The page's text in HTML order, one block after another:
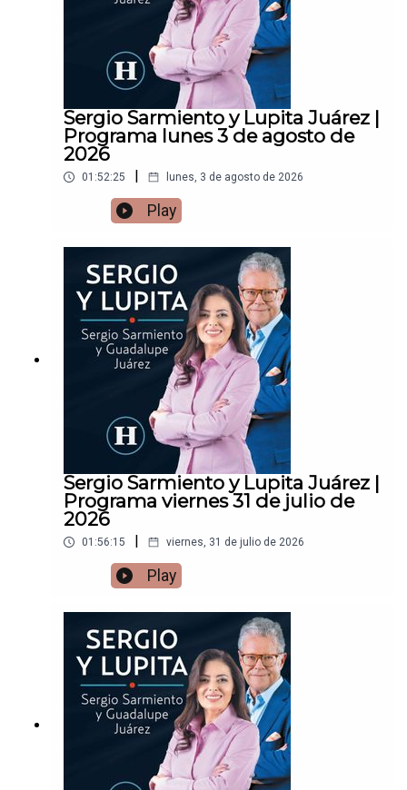
Sergio Sarmiento y Lupita Juárez |
Programa lunes 3 de agosto de
2026
01:52:25 lunes, 3 de agosto de 2026
Play
Sergio Sarmiento y Lupita Juárez |
Programa viernes 31 de julio de
2026
01:56:15 viernes, 31 de julio de 2026
Play